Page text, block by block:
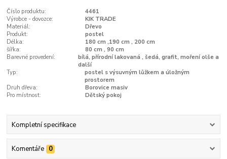
Číslo produktu:
4461
Výrobce - dovozce:
KIK TRADE
Materiál:
Dřevo
Produkt:
postel
Délka:
180 cm ,190 cm , 200 cm
šířka:
80 cm , 90 cm
Barevné provedení:
bílá, přírodní lakovaná , šedá, grafit, moření olše a
další
Typ:
postel s výsuvným lůžkem a úložným
prostorem
Druh dřeva:
Borovice masiv
Pro místnost:
Dětský pokoj
Kompletní specifikace
Komentáře 0